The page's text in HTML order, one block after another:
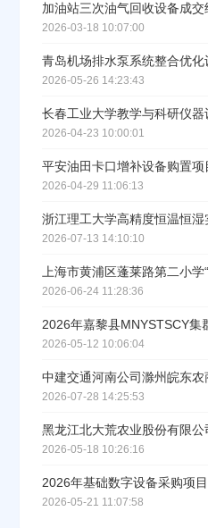
加油站三次油气回收设备成
2026-03-18 10:07:00
青岛机场排水泵系统整合优
2026-05-26 14:23:43
2026-04-23 10:00:01
2026-04-29 11:06:13
2026-07-13 14:10:10
2026-06-24 11:28:36
2026-05-12 10:06:04
中建交通河南公司滁州皖东
2026-07-28 14:25:53
2026-05-18 10:26:16
2026年基础数字设备采购项
2026-05-21 11:07:58